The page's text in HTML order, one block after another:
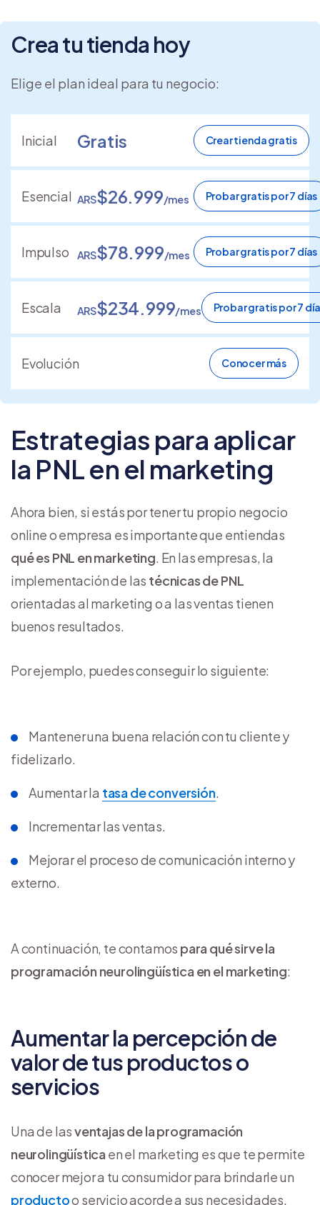
Crea tu tienda hoy
Elige el plan ideal para tu negocio:
Inicial Gratis Crear tienda gratis
Esencial ARS$26.999/mes Probar gratis por 7 días
Impulso ARS$78.999/mes Probar gratis por 7 días
Escala ARS$234.999/mes Probar gratis por 7
Evolución Conocer más
Estrategias para aplicar
la PNL en el marketing
Ahora bien, si estás por tener tu propio negocio
online o empresa es importante que entiendas
qué es PNL en marketing. En las empresas, la
implementación de las técnicas de PNL
orientadas al marketing o a las ventas tienen
buenos resultados.
Por ejemplo, puedes conseguir lo siguiente:
Mantener una buena relación con tu cliente y
fidelizarlo.
Aumentar la tasa de conversión.
Incrementar las ventas.
Mejorar el proceso de comunicación interno y
externo.
A continuación, te contamos para qué sirve la
programación neurolingüística en el marketing:
Aumentar la percepción de
valor de tus productos o
servicios
Una de lasventajas de la programación
neurolingüística en el marketing es que te permite
conocer mejor a tu consumidor para brindarle un
productoo servicio acorde a sus necesidades.